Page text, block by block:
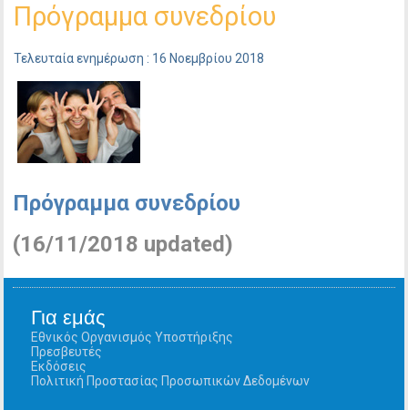
Πρόγραμμα συνεδρίου
Τελευταία ενημέρωση : 16 Νοεμβρίου 2018
Πρόγραμμα συνεδρίου
(16/11/2018 updated)
Για εμάς
Εθνικός Οργανισμός Υποστήριξης
Πρεσβευτές
Εκδόσεις
Πολιτική Προστασίας Προσωπικών Δεδομένων